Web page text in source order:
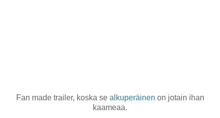
Fan made trailer, koska se alkuperäinen on jotain ihan
kaameaa.